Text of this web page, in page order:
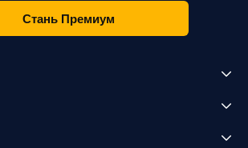
Стань Премиум